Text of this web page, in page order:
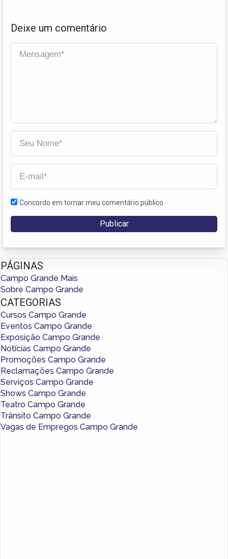
Deixe um comentário
Concordo em tornar meu comentário público
PÁGINAS
Campo Grande Mais
Sobre Campo Grande
CATEGORIAS
Cursos Campo Grande
Eventos Campo Grande
Exposição Campo Grande
Notícias Campo Grande
Promoções Campo Grande
Reclamações Campo Grande
Serviços Campo Grande
Shows Campo Grande
Teatro Campo Grande
Trânsito Campo Grande
Vagas de Empregos Campo Grande